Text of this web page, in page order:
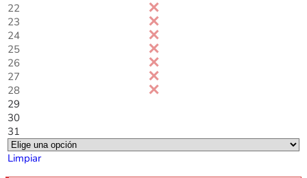
22
23
24
25
26
27
28
29
30
31
Limpiar